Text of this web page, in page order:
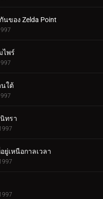
นของ Zelda Point
ไพร์
ใต้
ทรา
ยู่เหนือกาลเวลา